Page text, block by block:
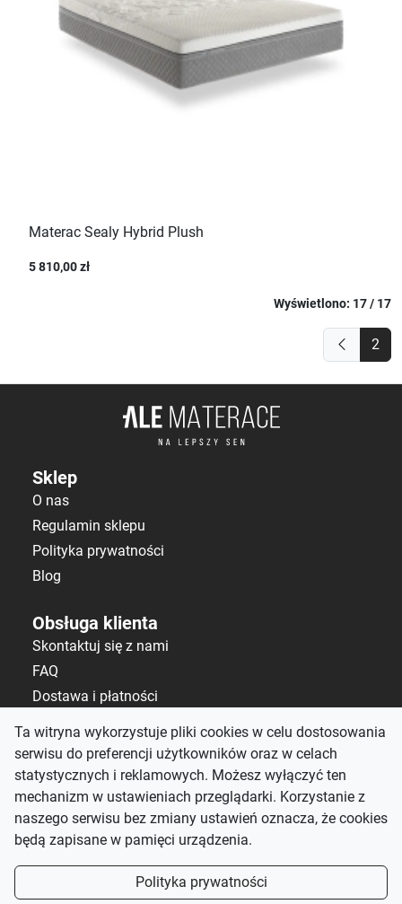
Materac Sealy Hybrid Plush
5 810,00 zł
Wyświetlono: 17 / 17
2
Ta witryna wykorzystuje pliki cookies w celu dostosowania
serwisu do preferencji użytkowników oraz w celach
statystycznych i reklamowych. Możesz wyłączyć ten
mechanizm w ustawieniach przeglądarki. Korzystanie z
naszego serwisu bez zmiany ustawień oznacza, że cookies
będą zapisane w pamięci urządzenia.
Polityka prywatności
Sklep
O nas
Regulamin sklepu
Polityka prywatności
Blog
Obsługa klienta
Skontaktuj się z nami
FAQ
Dostawa i płatności
Kontakt
salon@alematerace.pl
+48 535 808 298
pn-pt: 10:00–19:00,
sb: 9:00–15:00